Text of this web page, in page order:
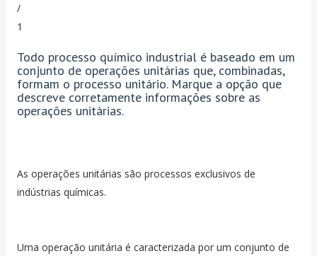
/
1
Todo processo químico industrial é baseado em um
conjunto de operações unitárias que, combinadas,
formam o processo unitário. Marque a opção que
descreve corretamente informações sobre as
operações unitárias.
As operações unitárias são processos exclusivos de
indústrias químicas.
Uma operação unitária é caracterizada por um conjunto de